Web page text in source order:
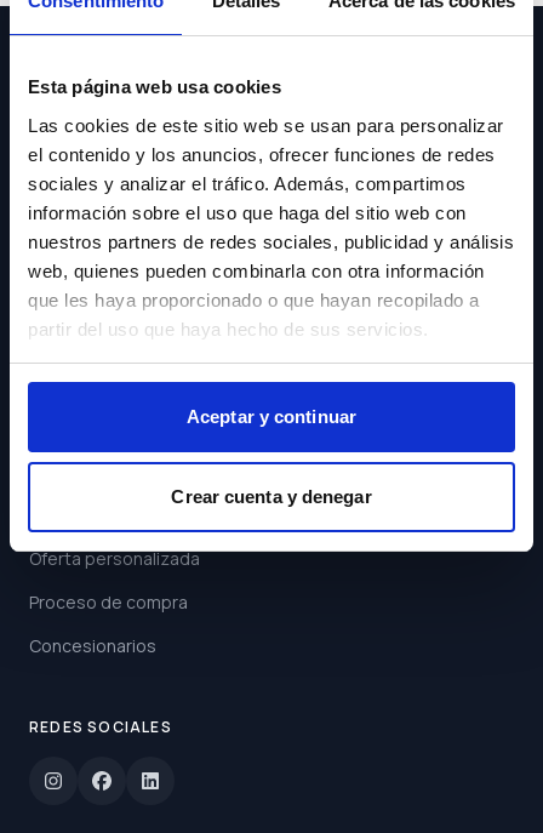
Esta página web usa cookies
Las cookies de este sitio web se usan para personalizar
el contenido y los anuncios, ofrecer funciones de redes
sociales y analizar el tráfico. Además, compartimos
información sobre el uso que haga del sitio web con
nuestros partners de redes sociales, publicidad y análisis
web, quienes pueden combinarla con otra información
que les haya proporcionado o que hayan recopilado a
partir del uso que haya hecho de sus servicios.
Aceptar y continuar
Crear cuenta y denegar
NEWSLETTER
Suscríbete y recibe las últimas novedades y ofertas.
Acepto los
Términos y
Condiciones
Suscribirse
ENLACES
Oferta personalizada
Proceso de compra
Concesionarios
REDES SOCIALES